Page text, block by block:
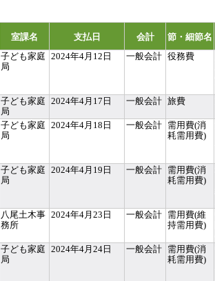
室課名 支払日 会計 節・細節名
子ども家庭
局
2024年4月12日 一般会計 役務費
子ども家庭
局
2024年4月17日 一般会計 旅費
子ども家庭
局
2024年4月18日 一般会計
需用費(消
耗需用費)
子ども家庭
局
2024年4月19日 一般会計
需用費(消
耗需用費)
八尾土木事
務所
2024年4月23日 一般会計
需用費(維
持需用費)
子ども家庭
局
2024年4月24日 一般会計
需用費(消
耗需用費)